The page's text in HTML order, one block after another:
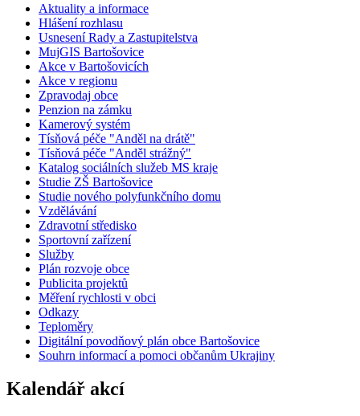
Aktuality a informace
Hlášení rozhlasu
Usnesení Rady a Zastupitelstva
MujGIS Bartošovice
Akce v Bartošovicích
Akce v regionu
Zpravodaj obce
Penzion na zámku
Kamerový systém
Tísňová péče "Anděl na drátě"
Tísňová péče "Anděl strážný"
Katalog sociálních služeb MS kraje
Studie ZŠ Bartošovice
Studie nového polyfunkčního domu
Vzdělávání
Zdravotní středisko
Sportovní zařízení
Služby
Plán rozvoje obce
Publicita projektů
Měření rychlosti v obci
Odkazy
Teploměry
Digitální povodňový plán obce Bartošovice
Souhrn informací a pomoci občanům Ukrajiny
Kalendář akcí